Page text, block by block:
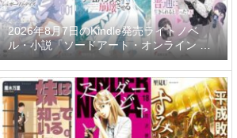
2026年8月7日のKindle発売ライトノベ
ル・小説「ソードアート・オンライン マ
テリアル1 シュガーリィ・デイズ」「デス
ゲームに巻き込まれた山本さん、気ままに
ゲームバランスを崩壊させる 7巻」「男女
比1：5の世界でも普通に生きられると思
った？6 ～激重感情な彼女たちが無自覚男
子に翻弄されたら～」など